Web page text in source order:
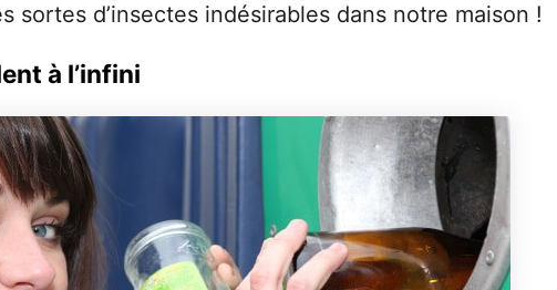
sortes d’insectes indésirables dans notre maison !
à l’infini